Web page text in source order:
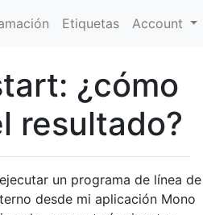
Etiquetas Account
¿cómo
resultado?
un programa de línea de
desde mi aplicación Mono